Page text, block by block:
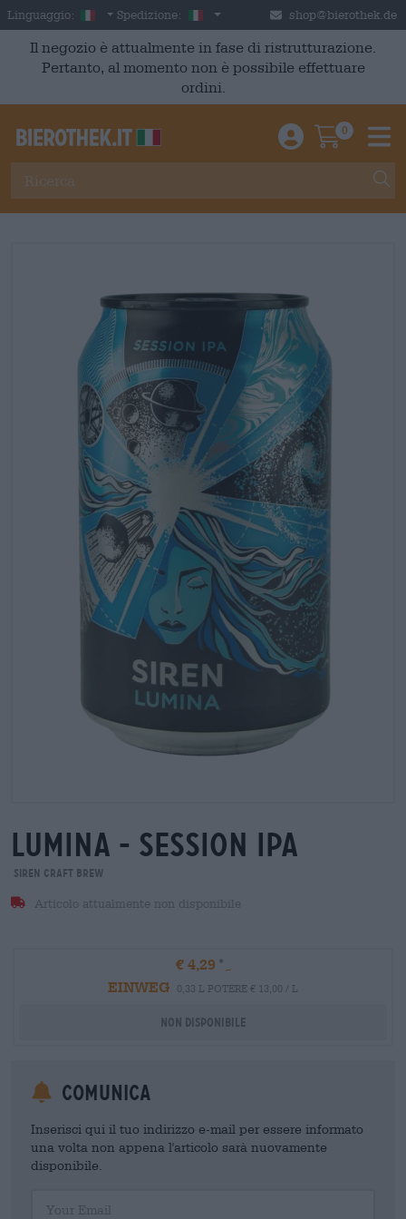
Skip to main content
Linguaggio: Italian
Spedizione: Italia shop@bierothek.de
Il negozio è attualmente in fase di ristrutturazione.
Pertanto, al momento non è possibile effettuare
ordini.
Einloggen /
0
lumina - session ipa
Siren Craft Brew
Articolo attualmente non disponibile
€ 4,29
EINWEG
0,33 L POTERE € 13,00 / L
Non disponibile
Comunica
Inserisci qui il tuo indirizzo e-mail per essere informato
una volta non appena l'articolo sarà nuovamente
disponibile.